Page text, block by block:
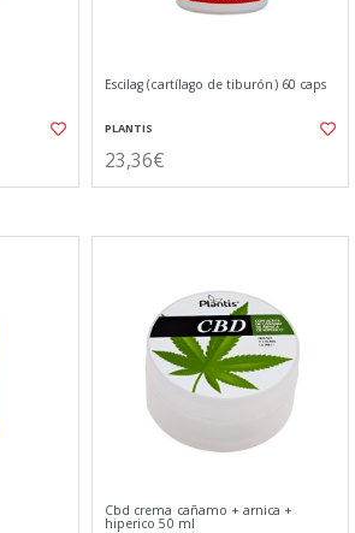
Escilag (cartílago de tiburón) 60 caps
PLANTIS
23,36€
Cbd crema cañamo + arnica +
hiperico 50 ml